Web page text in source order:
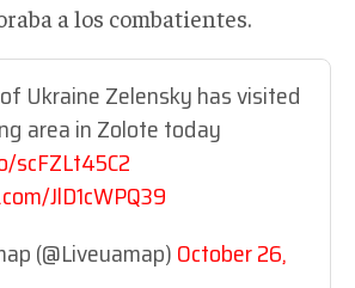
a los combatientes.
Ukraine Zelensky has visited
area in Zolote today
scFZLt45C2
JlD1cWPQ39
(@Liveuamap)October 26,